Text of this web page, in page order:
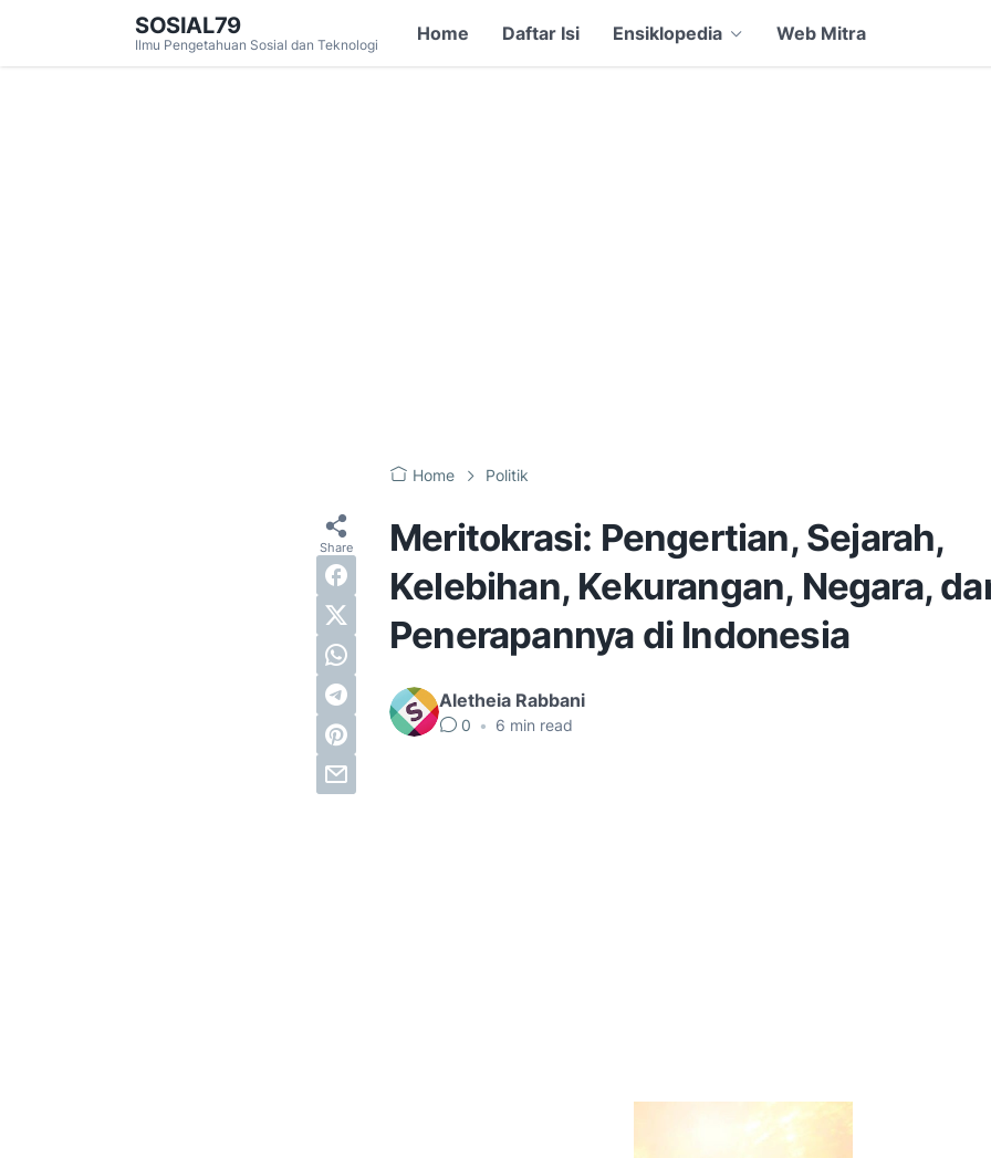
SOSIAL79
Ilmu Pengetahuan Sosial dan Teknologi
Home Daftar Isi Ensiklopedia Web Mitra
Home Politik
Meritokrasi: Pengertian, Sejarah,
Kelebihan, Kekurangan, Negara,
Penerapannya di Indonesia
Aletheia Rabbani
0 • 6 min read